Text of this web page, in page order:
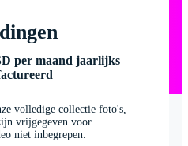
per maand jaarlijks
volledige collectie foto's,
vrijgegeven voor
niet inbegrepen.